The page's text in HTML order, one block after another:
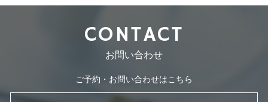
CONTACT
お問い合わせ
ご予約・お問い合わせはこちら